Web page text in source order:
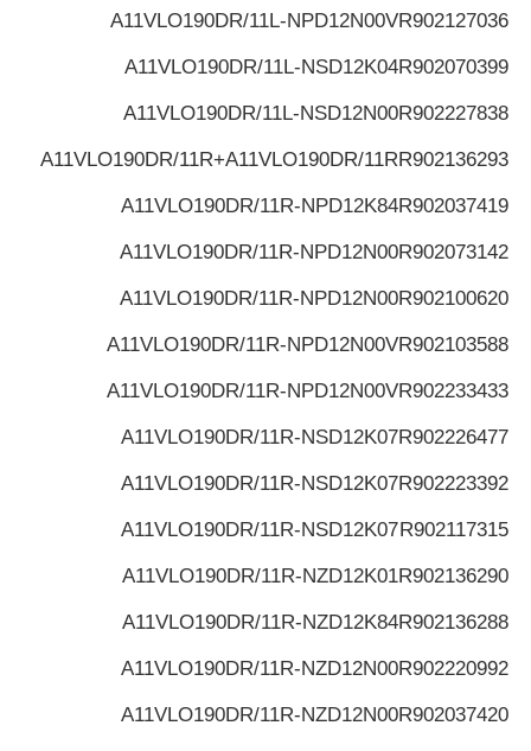
الصمام الهيدروليكي YUKEN
مضخة هيدروليكية Yuken
R902127036
A11VLO190DR/11L-NPD12N00V
R902070399
A11VLO190DR/11L-NSD12K04
R902227838
A11VLO190DR/11L-NSD12N00
R902136293
A11VLO190DR/11R+A11VLO190DR/11R
R902037419
A11VLO190DR/11R-NPD12K84
R902073142
A11VLO190DR/11R-NPD12N00
R902100620
A11VLO190DR/11R-NPD12N00
R902103588
A11VLO190DR/11R-NPD12N00V
R902233433
A11VLO190DR/11R-NPD12N00V
R902226477
A11VLO190DR/11R-NSD12K07
R902223392
A11VLO190DR/11R-NSD12K07
R902117315
A11VLO190DR/11R-NSD12K07
R902136290
A11VLO190DR/11R-NZD12K01
R902136288
A11VLO190DR/11R-NZD12K84
R902220992
A11VLO190DR/11R-NZD12N00
R902037420
A11VLO190DR/11R-NZD12N00